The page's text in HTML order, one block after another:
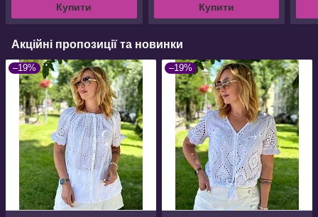
Купити Купити
Акційні пропозиції та новинки
–19% –19%